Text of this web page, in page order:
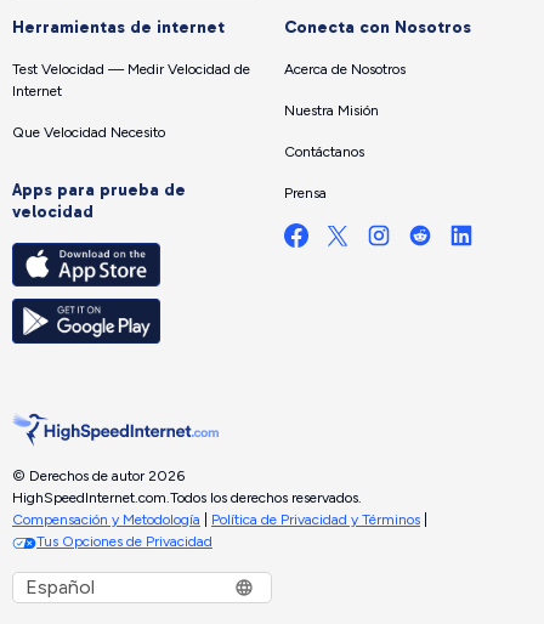
Herramientas de internet
Test Velocidad — Medir Velocidad de
Internet
Que Velocidad Necesito
Apps para prueba de
velocidad
Conecta con Nosotros
Acerca de Nosotros
Nuestra Misión
Contáctanos
Prensa
© Derechos de autor 2026
HighSpeedInternet.com.Todos los derechos reservados.
Compensación y Metodología
Política de Privacidad y Términos
Tus Opciones de Privacidad